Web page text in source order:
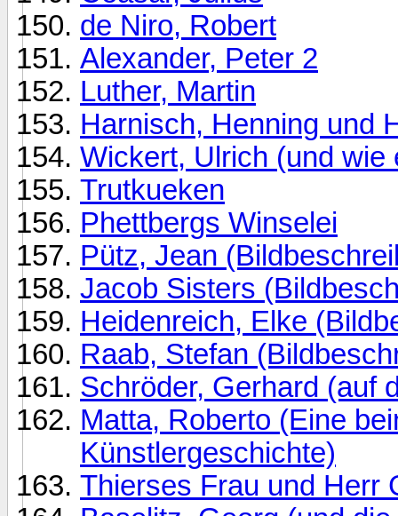
de Niro, Robert
Alexander, Peter 2
Luther, Martin
Harnisch, Henning und
Wickert, Ulrich (und wie
Trutkueken
Phettbergs Winselei
Pütz, Jean
Jacob Sisters
Heidenreich, Elke
Raab, Stefan
Schröder, Gerhard (auf
Matta, Roberto (Eine
Künstlergeschichte)
Thierses Frau und Herr